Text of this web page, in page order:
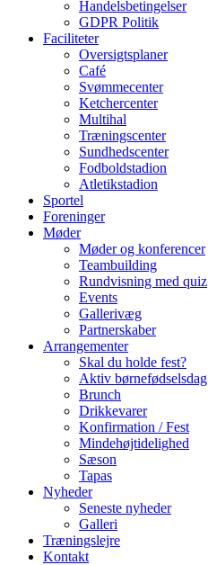
Handelsbetingelser
GDPR Politik
Faciliteter
Oversigtsplaner
Café
Svømmecenter
Ketchercenter
Multihal
Træningscenter
Sundhedscenter
Fodboldstadion
Atletikstadion
Sportel
Foreninger
Møder
Møder og konferencer
Teambuilding
Rundvisning med quiz
Events
Gallerivæg
Partnerskaber
Arrangementer
Skal du holde fest?
Aktiv børnefødselsdag
Brunch
Drikkevarer
Konfirmation / Fest
Mindehøjtidelighed
Sæson
Tapas
Nyheder
Seneste nyheder
Galleri
Træningslejre
Kontakt